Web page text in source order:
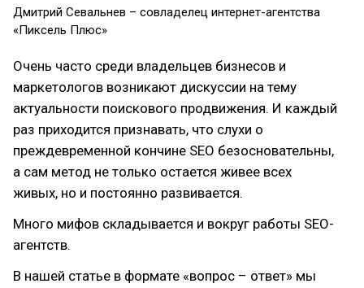
Дмитрий Севальнев – совладелец интернет-агентства
«Пиксель Плюс»
Очень часто среди владельцев бизнесов и
маркетологов возникают дискуссии на тему
актуальности поискового продвижения. И каждый
раз приходится признавать, что слухи о
преждевременной кончине SEO безосновательны,
а сам метод не только остается живее всех
живых, но и постоянно развивается.
Много мифов складывается и вокруг работы SEO-
агентств.
В нашей статье в формате «вопрос – ответ» мы